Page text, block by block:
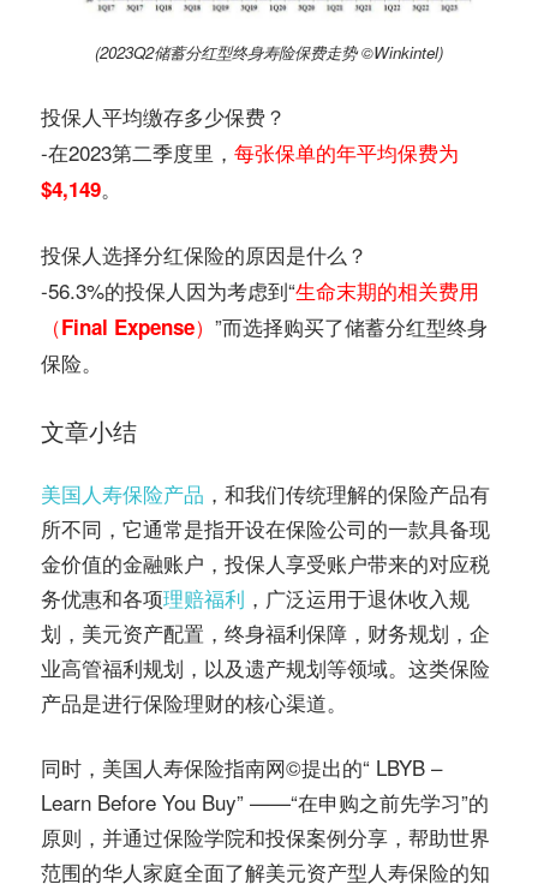
(2023Q2储蓄分红型终身寿险保费走势 ©️Winkintel)
投保人平均缴存多少保费？
-在2023第二季度里， 每张保单的年平均保费为
$4,149。
投保人选择分红保险的原因是什么？
-56.3%的投保人因为考虑到“生命末期的相关费用
（Final Expense） ”而选择购买了储蓄分红型终身
保险。
文章小结
美国人寿保险产品 ，和我们传统理解的保险产品有
所不同，它通常是指开设在保险公司的一款具备现
金价值的金融账户，投保人享受账户带来的对应税
务优惠和各项理赔福利 ，广泛运用于退休收入规
划，美元资产配置，终身福利保障，财务规划，企
业高管福利规划，以及遗产规划等领域。这类保险
产品是进行保险理财的核心渠道。
同时，美国人寿保险指南网©️提出的“ LBYB –
Learn Before You Buy” ——“在申购之前先学习”的
原则，并通过保险学院和投保案例分享，帮助世界
范围的华人家庭全面了解美元资产型人寿保险的知